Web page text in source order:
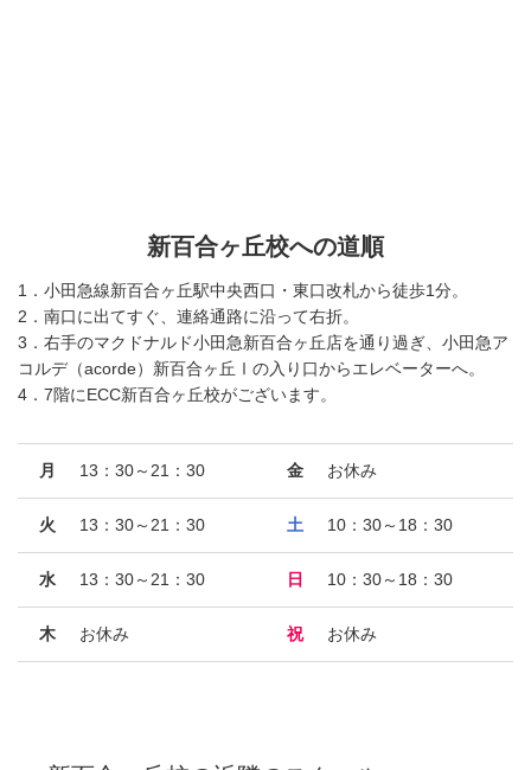
新百合ヶ丘校への道順
1．小田急線新百合ヶ丘駅中央西口・東口改札から徒歩1分。
2．南口に出てすぐ、連絡通路に沿って右折。
3．右手のマクドナルド小田急新百合ヶ丘店を通り過ぎ、小田急ア
コルデ（acorde）新百合ヶ丘Ⅰの入り口からエレベーターへ。
4．7階にECC新百合ヶ丘校がございます。
月 13：30～21：30
火 13：30～21：30
水 13：30～21：30
木 お休み
金 お休み
土 10：30～18：30
日 10：30～18：30
祝 お休み